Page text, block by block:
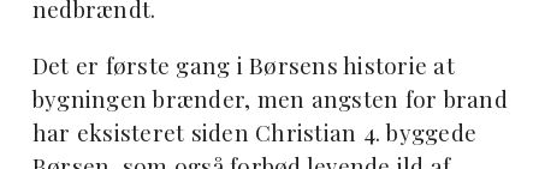
nedbrændt.
Det er første gang i Børsens historie at
bygningen brænder, men angsten for brand
har eksisteret siden Christian 4. byggede